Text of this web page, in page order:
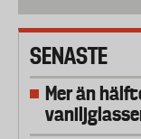
SENASTE
Mer än